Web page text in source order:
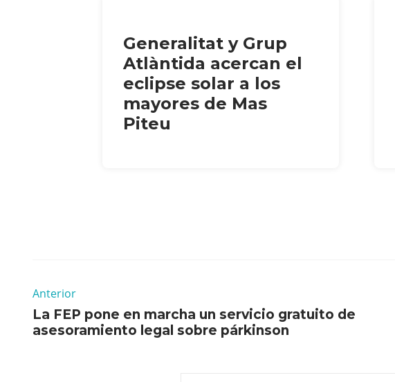
Generalitat y Grup
Atlàntida acercan el
eclipse solar a los
mayores de Mas
Piteu
Anterior
La FEP pone en marcha un servicio gratuito de
asesoramiento legal sobre párkinson